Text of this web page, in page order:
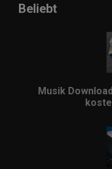
Beliebt
Musik